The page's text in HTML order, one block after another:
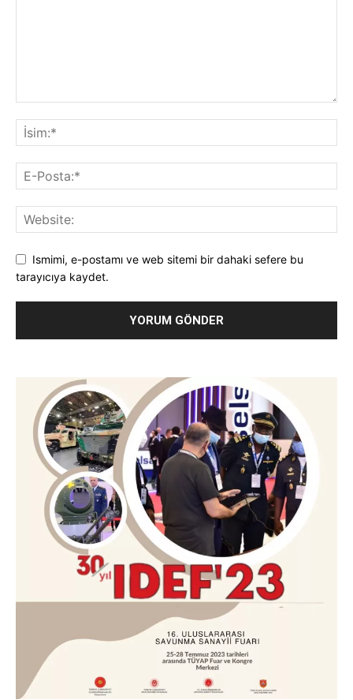
Ismimi, e-postamı ve web sitemi bir dahaki sefere bu
tarayıcıya kaydet.